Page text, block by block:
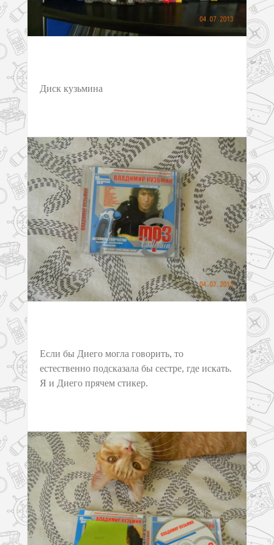
Диск кузьмина
Если бы Диего могла говорить, то
естественно подсказала бы сестре, где искать.
Я и Диего прячем стикер.